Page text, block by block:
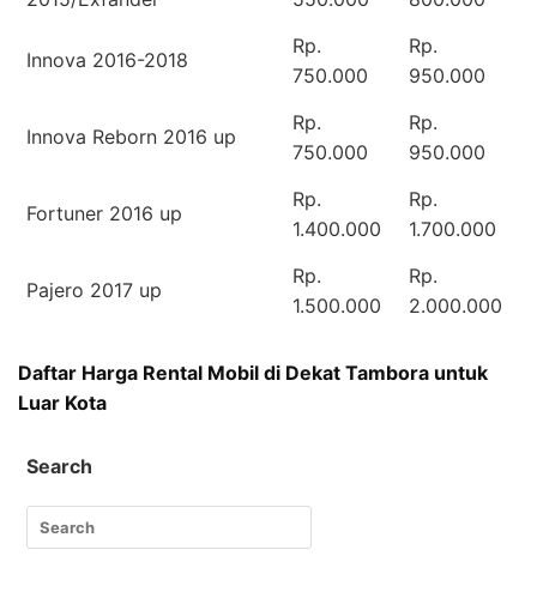
Innova 2016-2018
Rp.
750.000
Rp.
950.000
Innova Reborn 2016 up
Rp.
750.000
Rp.
950.000
Fortuner 2016 up
Rp.
1.400.000
Rp.
1.700.000
Pajero 2017 up
Rp.
1.500.000
Rp.
2.000.000
Daftar Harga Rental Mobil di Dekat Tambora untuk
Luar Kota
Search